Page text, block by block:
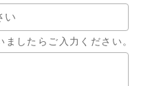
したらご入力ください。